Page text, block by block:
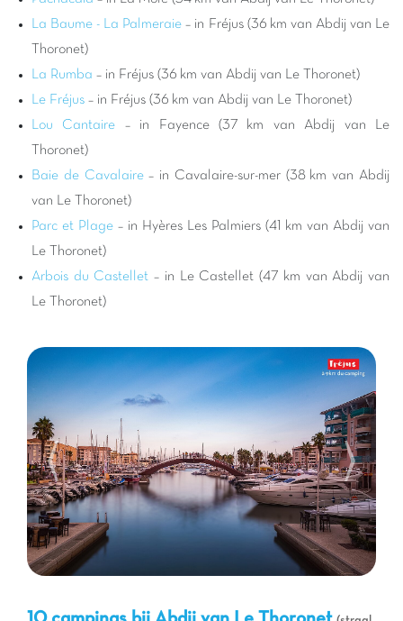
activiteiten voor alle leeftijden. Het is de perfecte balans tussen
culturele verrijking en entertainment. U geniet van de vrijheid
van kamperen terwijl u gemakkelijk toegang heeft tot een van
memorabel wordt.
Naast de Abdij van Le Thoronet barst de regio rond Le
Castellet van de schatten om te verkennen. Wandel door de
charmante Provençaalse dorpjes, ontdek de lokale markten
met duizend smaken en geuren, of ga wandelen in de
pittoreske landschappen van de Var. Natuurliefhebbers zullen
Middellandse Zeede deuren naar prachtige stranden en
baaien voor zonnige dagen. Onze campings zijn het ideale
familieherinneringen kunt creëren.
La Baume - La Palmeraie– in Fréjus (36 km van Abdij van Le
Thoronet)
La Rumba – in Fréjus (36 km van Abdij van Le Thoronet)
Le Fréjus – in Fréjus (36 km van Abdij van Le Thoronet)
Lou Cantaire – in Fayence (37 km van Abdij van Le
Thoronet)
Baie de Cavalaire– in Cavalaire-sur-mer (38 km van Abdij
van Le Thoronet)
Parc et Plage – in Hyères Les Palmiers (41 km van Abdij van
Le Thoronet)
Arbois du Castellet– in Le Castellet (47 km van Abdij van
Le Thoronet)